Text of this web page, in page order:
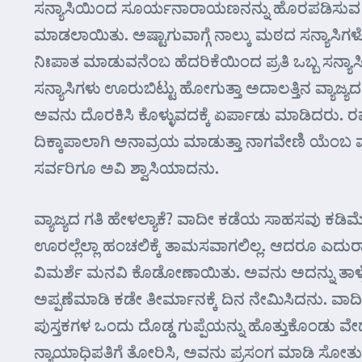
ಸನ್ಯಾಸಿಯಿಂದ ಸೂರ್ಯನಾರಾಯಣನನ್ನು ಹೊರಪಡಿಸುವ
ಮಾಡಲಾಯಿತು. ಅಷ್ಟಾಗುವಾಗ್ಗೆ ನಾಲ್ಕು ಮಠದ
ನಿಃಪಾತ ಮಾಡುವನೆಂಬ ಹೆದರಿಕೆಯಿಂದ ಪ್ರತಿ ಒಬ್ಬ
ಸನ್ಯಾಸಿಗಳು ಊರುಬಿಟ್ಟು ಹೋಗುತ್ತಾ ಅದಾಲತ್ತಿನ
ಅವನು ದೊರಕಿಸಿ ಕೊಳ್ಳುವದಕ್ಕೆ ಏರ್ಪಾಡು ಮಾಡಿದರು.
ದಿಕ್ಕಾಪಾಲಾಗಿ ಅನಾವ್ರಯ ಮಾಡುತ್ತಾ ನಾಗವೇಣಿ
ಸರ್ವರಿಗೂ ಅವಿ ಶ್ವಾಸಿಯಾದನು.
ವ್ಯಾಜ್ಯದ ಗತಿ ಹೇಳಲ್ಯಾಕೆ? ವಾದೀ ಕಡೆಯ ಸಾಹಸವು
ಊರಲ್ಲೆಲ್ಲಾ ಹಂಚಲಿಕ್ಕೆ ತಾಮಸವಾಗಲಿಲ್ಲ. ಆದರೂ
ವಿಮರ್ಶೆ ಮನವಿ ಕೊಡೋಣಾಯಿತು. ಅವನು ಅದನ್ನು
ಅಪ್ಪಣೆಮಾಡಿ ಕಡೇ ತೀರ್ಮಾನಕ್ಕೆ ದಿನ ನೇಮಿಸಿದನು.
ಪುಸ್ತಕಗಳ ಒಂದು ದೊಡ್ಡ ಗುಪ್ಪೆಯನ್ನು ಹೊತ್ತುಕೊಂಡು
ನ್ಯಾಯಾಧಿಪತಿಗೆ ತೋರಿಸಿ, ಅವನು ಪ್ರಸಂಗ ಮಾಡಿ ಸೋತು